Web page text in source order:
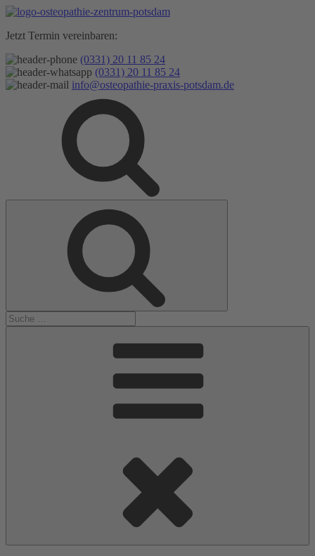
Zum
springen
Jetzt Termin vereinbaren:
(0331) 20 11 85 24
(0331) 20 11 85 24
info@osteopathie-praxis-potsdam.de